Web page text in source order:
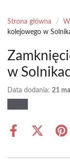
Strona główna /
kolejowego w
w
Data dodania: 21
Share
Share
(Twitter)